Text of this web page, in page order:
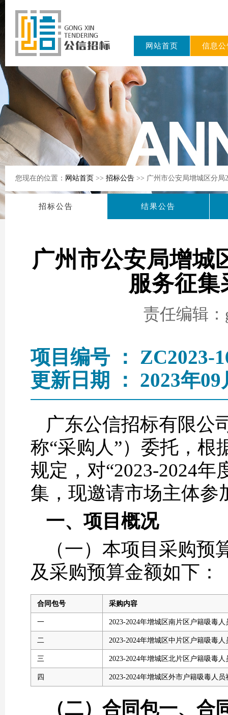
东公信招标
有限公司
网站首页 信息公
您现在的位置： 网站首页 >> 招标公告 >> 广州市公安局增城区分局
招标公告 结果公告
广州市公安局增城
服务征
责任编辑
项目编号 ： ZC2023-
更新日期 ： 2023年09
广东公信招标有限公
称“采购人”）委托，根
规定，对“2023-2024
集，现邀请市场主体参
一、 项目概况
（一）本项目采购
及采购预算金额如下：
合同包号 采购内容
一 2023-2024年增城区南片区户籍吸毒
二 2023-2024年增城区中片区户籍吸毒
三 2023-2024年增城区北片区户籍吸毒
四 2023-2024年增城区外市户籍吸毒人员
（二） 合同包一、合